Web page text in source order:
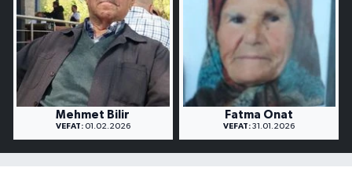
Mehmet Bilir
VEFAT:01.02.2026
Fatma Onat
VEFAT: 31.01.2026